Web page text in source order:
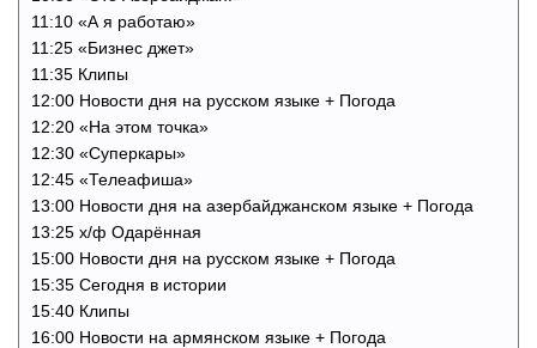
11:10 «А я работаю»
11:25 «Бизнес джет»
11:35 Клипы
12:00 Новости дня на русском языке + Погода
12:20 «На этом точка»
12:30 «Суперкары»
12:45 «Телеафиша»
13:00 Новости дня на азербайджанском языке + Погода
13:25 х/ф Одарённая
15:00 Новости дня на русском языке + Погода
15:35 Сегодня в истории
15:40 Клипы
16:00 Новости на армянском языке + Погода